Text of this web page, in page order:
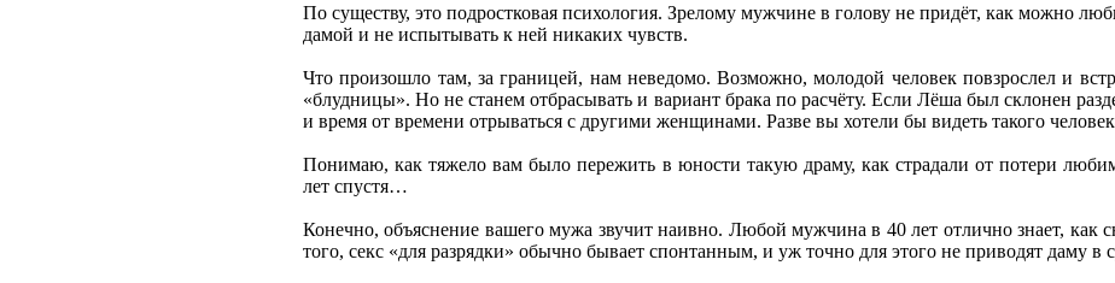
По существу, это подростковая психология. Зрелому мужчине в голову не придёт, как можно
дамой и не испытывать к ней никаких чувств.
Что произошло там, за границей, нам неведомо. Возможно, молодой человек повзрослел и
«блудницы». Но не станем отбрасывать и вариант брака по расчёту. Если Лёша был склонен
и время от времени отрываться с другими женщинами. Разве вы хотели бы видеть такого
Понимаю, как тяжело вам было пережить в юности такую драму, как страдали от потери
лет спустя…
Конечно, объяснение вашего мужа звучит наивно. Любой мужчина в 40 лет отлично знает, как
того, секс «для разрядки» обычно бывает спонтанным, и уж точно для этого не приводят даму в